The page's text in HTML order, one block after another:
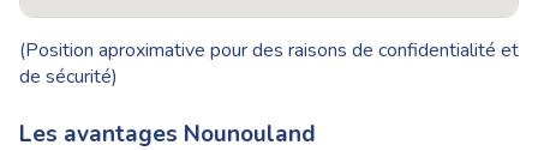
(Position aproximative pour des raisons de confidentialité et
de sécurité)
Les avantages Nounouland